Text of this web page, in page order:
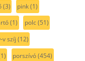
(3) pink(1)
(1) polc(51)
v szíj (12)
porszívó(454)